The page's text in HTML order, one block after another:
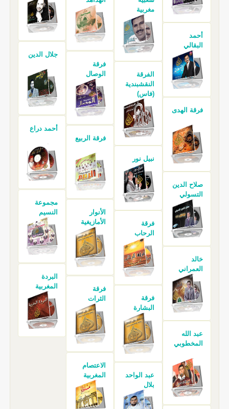
أحمد
البقالي
فرقة الهدى
صلاح الدين
التسولي
خالد
العمراني
عبد الله
المخطوبي
مغربية
الفرقة
النقشبندية
(فاس)
نبيل نور
فرقة
الرحاب
فرقة
البشارة
عبد الواحد
بلال
فرقة
الوصال
فرقة الربيع
الأنوار
الأمازيغية
فرقة
الثرات
الاعتصام
المغربية
جلال الدين
أحمد دراع
مجموعة
النسيم
البردة
المغربية